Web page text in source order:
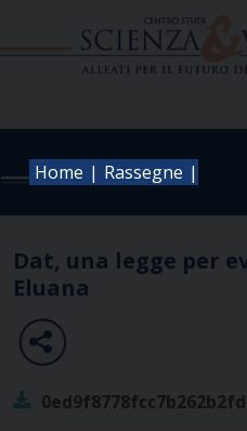
Home | Rassegne |
Dat, una legge per
Eluana